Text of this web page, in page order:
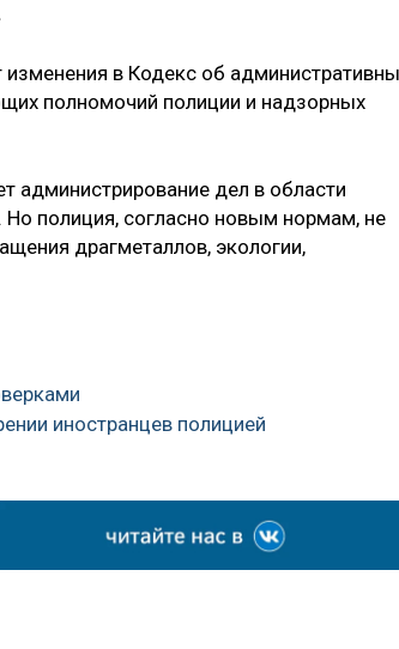
в Кодекс об
полномочий полиции и надзорных
администрирование дел в области
полиция, согласно новым нормам, не
драгметаллов, экологии,
иностранцев полицией